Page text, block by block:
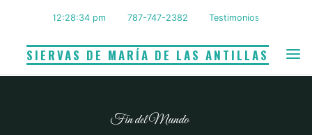
contenidoSIERVAS DE MARÍA DE LAS ANTILLAS
12:28:35 pm 787-747-2382 Testimonios
Fin del Mundo